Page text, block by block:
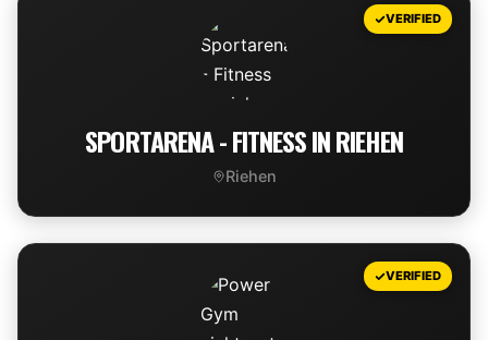
VERIFIED
SPORTARENA - FITNESS IN RIEHEN
Riehen
VIEW DEAL
VERIFIED